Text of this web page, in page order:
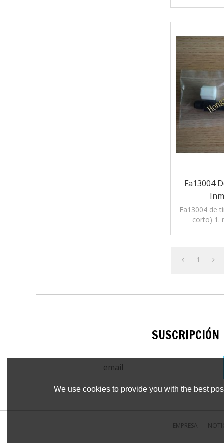
Fa13004
Fa13004 de
corto) 1.
1
SUSCRIPCIÓN
EMPRESA
We use cookies to provide you with the best